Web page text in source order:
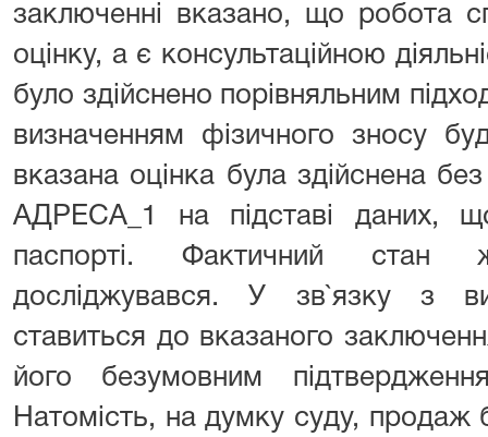
заключенні вказано, що робота
оцінку, а є консультаційною
було здійснено порівняльним
визначенням фізичного зносу
вказана оцінка була здійснена
АДРЕСА_1 на підставі даних,
паспорті. Фактичний стан
досліджувався. У зв`язку з
ставиться до вказаного
його безумовним
Натомість, на думку суду, продаж